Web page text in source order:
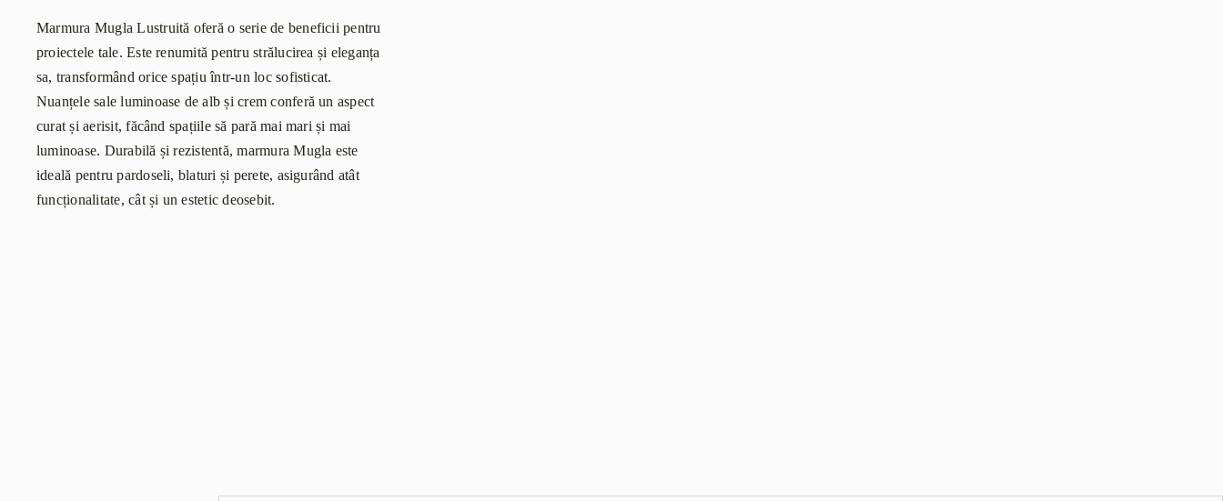
Marmura Mugla Lustruită oferă o serie de beneficii pentru
proiectele tale. Este renumită pentru strălucirea și eleganța
sa, transformând orice spațiu într-un loc sofisticat.
Nuanțele sale luminoase de alb și crem conferă un aspect
curat și aerisit, făcând spațiile să pară mai mari și mai
luminoase. Durabilă și rezistentă, marmura Mugla este
ideală pentru pardoseli, blaturi și perete, asigurând atât
funcționalitate, cât și un estetic deosebit.